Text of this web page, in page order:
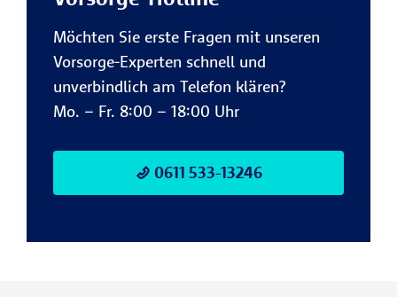
Möchten Sie erste Fragen mit unseren
Vorsorge-Experten schnell und
unverbindlich am Telefon klären?
Mo. – Fr. 8:00 – 18:00 Uhr
0611 533-13246